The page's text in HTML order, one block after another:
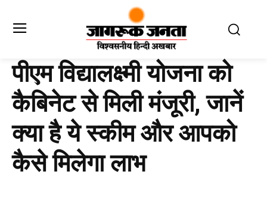
पीएम विद्यालक्ष्मी योजना को
कैबिनेट से मिली मंजूरी, जानें
क्या है ये स्कीम और आपको
कैसे मिलेगा लाभ